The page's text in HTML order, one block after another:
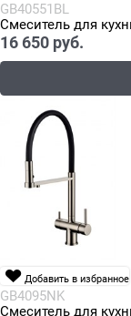
GB40551BL
Смеситель для
16 650 руб.
Добавить в избранное
GB4095NK
Смеситель для